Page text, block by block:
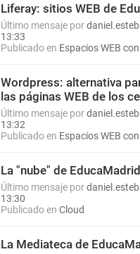
Liferay: sitios WEB de
Último mensaje por
13:33
Publicado en Espacios WEB
Wordpress: alternativa
las páginas WEB de los
Último mensaje por
13:32
Publicado en Espacios WEB
La "nube" de EducaMadrid
Último mensaje por
13:30
Publicado en Cloud
La Mediateca de